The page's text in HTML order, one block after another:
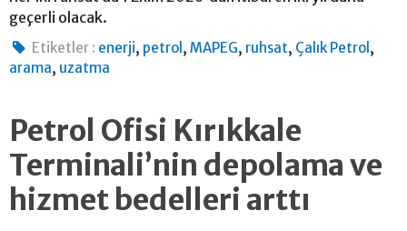
geçerli olacak.
Etiketler : enerji, petrol ,MAPEG, ruhsat, Çalık Petrol ,
arama, uzatma
Petrol Ofisi Kırıkkale
Terminali’nin depolama ve
hizmet bedelleri arttı